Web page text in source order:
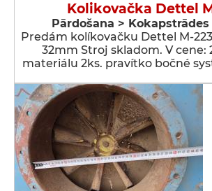
Kolikovačka Dettel
Pārdošana >
Predám kolíkovačku Dettel M-
32mm Stroj skladom. V cene:
materiálu 2ks. pravítko bočné